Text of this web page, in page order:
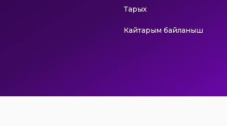
Тарых
Кайтарым байланыш